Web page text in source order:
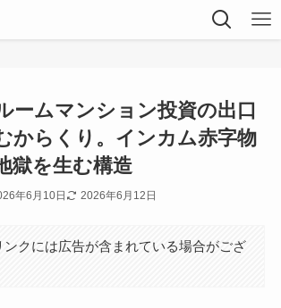
ームマンション投資の出口
からくり。インカム赤字物
獄を生む構造
年6月10日 2026年6月12日
ンクには広告が含まれている場合がござ